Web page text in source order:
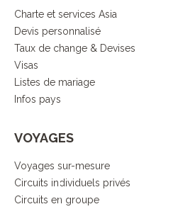
Charte et services Asia
Devis personnalisé
Taux de change & Devises
Visas
Listes de mariage
Infos pays
VOYAGES
Voyages sur-mesure
Circuits individuels privés
Circuits en groupe